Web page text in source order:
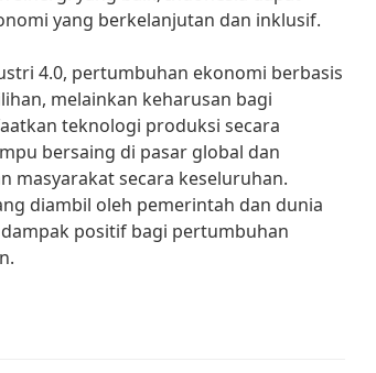
yang berkelanjutan dan inklusif.
4.0, pertumbuhan ekonomi berbasis
melainkan keharusan bagi
teknologi produksi secara
bersaing di pasar global dan
masyarakat secara keseluruhan.
diambil oleh pemerintah dan dunia
positif bagi pertumbuhan